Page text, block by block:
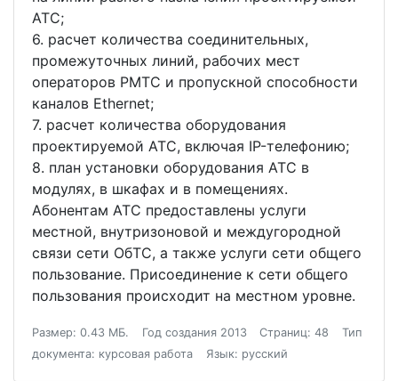
АТС;
6. расчет количества соединительных,
промежуточных линий, рабочих мест
операторов РМТС и пропускной способности
каналов Ethernet;
7. расчет количества оборудования
проектируемой АТС, включая IP-телефонию;
8. план установки оборудования АТС в
модулях, в шкафах и в помещениях.
Абонентам АТС предоставлены услуги
местной, внутризоновой и междугородной
связи сети ОбТС, а также услуги сети общего
пользование. Присоединение к сети общего
пользования происходит на местном уровне.
Размер: 0.43 МБ. Год создания 2013 Страниц: 48
Тип
документа: курсовая работа
Язык: русский